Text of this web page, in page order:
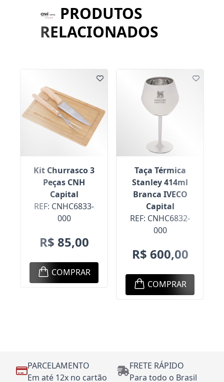
PRODUTOS
RELACIONADOS
Kit Churrasco 3
Peças CNH
Capital
REF: CNHC6833-
000
R$ 85,00
COMPRAR
Taça Térmica
Stanley 414ml
Branca IVECO
Capital
REF: CNHC6832-
000
R$ 600,00
COMPRAR
PARCELAMENTO
Em até 12x no cartão
FRETE RÁPIDO
Para todo o Brasil